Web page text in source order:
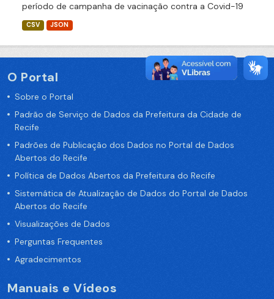
período de campanha de vacinação contra a Covid-19
CSV JSON
O Portal
Sobre o Portal
Padrão de Serviço de Dados da Prefeitura da Cidade de
Recife
Padrões de Publicação dos Dados no Portal de Dados
Abertos do Recife
Política de Dados Abertos da Prefeitura do Recife
Sistemática de Atualização de Dados do Portal de Dados
Abertos do Recife
Visualizações de Dados
Perguntas Frequentes
Agradecimentos
Manuais e Vídeos